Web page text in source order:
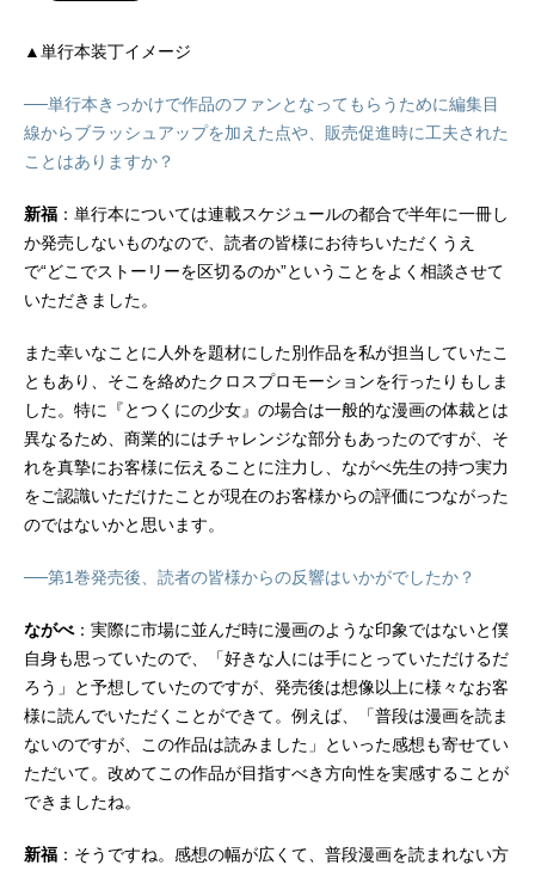
▲単行本装丁イメージ
──単行本きっかけで作品のファンとなってもらうために編集目
線からブラッシュアップを加えた点や、販売促進時に工夫された
ことはありますか？
新福 ：単行本については連載スケジュールの都合で半年に一冊し
か発売しないものなので、読者の皆様にお待ちいただくうえ
で“どこでストーリーを区切るのか”ということをよく相談させて
いただきました。
また幸いなことに人外を題材にした別作品を私が担当していたこ
ともあり、そこを絡めたクロスプロモーションを行ったりもしま
した。特に『とつくにの少女』の場合は一般的な漫画の体裁とは
異なるため、商業的にはチャレンジな部分もあったのですが、そ
れを真摯にお客様に伝えることに注力し、ながべ先生の持つ実力
をご認識いただけたことが現在のお客様からの評価につながった
のではないかと思います。
──第1巻発売後、読者の皆様からの反響はいかがでしたか？
ながべ：実際に市場に並んだ時に漫画のような印象ではないと僕
自身も思っていたので、「好きな人には手にとっていただけるだ
ろう」と予想していたのですが、発売後は想像以上に様々なお客
様に読んでいただくことができて。例えば、「普段は漫画を読ま
ないのですが、この作品は読みました」といった感想も寄せてい
ただいて。改めてこの作品が目指すべき方向性を実感することが
できましたね。
新福 ：そうですね。感想の幅が広くて、普段漫画を読まれない方